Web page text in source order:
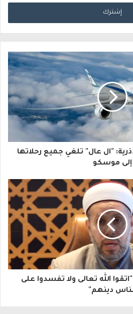
"ال عال" تلغي جميع رحلاتها
إلى موسكو
الله تعالى ولا تفسدوا على
دينهم"